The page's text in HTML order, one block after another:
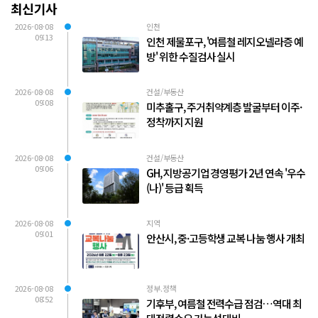
최신기사
2026-08-08
09:13
인천
인천 제물포구, '여름철 레지오넬라증 예
방' 위한 수질검사 실시
2026-08-08
09:08
건설/부동산
미추홀구, 주거취약계층 발굴부터 이주·
정착까지 지원
2026-08-08
09:06
건설/부동산
GH, 지방공기업 경영평가 2년 연속 '우수
(나)' 등급 획득
2026-08-08
09:01
지역
안산시, 중·고등학생 교복 나눔 행사 개최
2026-08-08
08:52
정부.정책
기후부, 여름철 전력수급 점검…역대 최